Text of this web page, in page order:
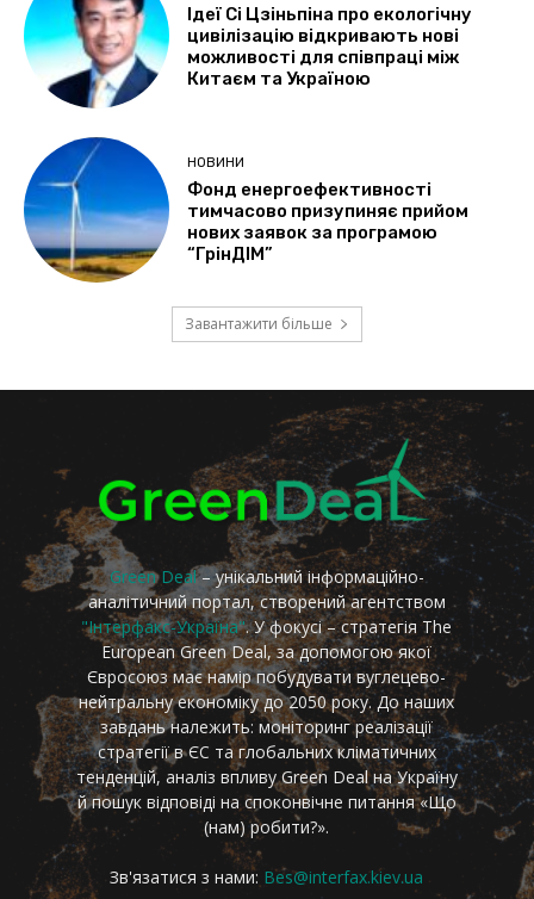
Green Deal– унікальний інформаційно-
аналітичний портал, створений агентством
"Інтерфакс-Україна". У фокусі – стратегія The
European Green Deal, за допомогою якої
Євросоюз має намір побудувати вуглецево-
нейтральну економіку до 2050 року. До наших
завдань належить: моніторинг реалізації
стратегії в ЄС та глобальних кліматичних
тенденцій, аналіз впливу Green Deal на Україну
й пошук відповіді на споконвічне питання «Що
(нам) робити?».
Зв'язатися з нами: Bes@interfax.kiev.ua